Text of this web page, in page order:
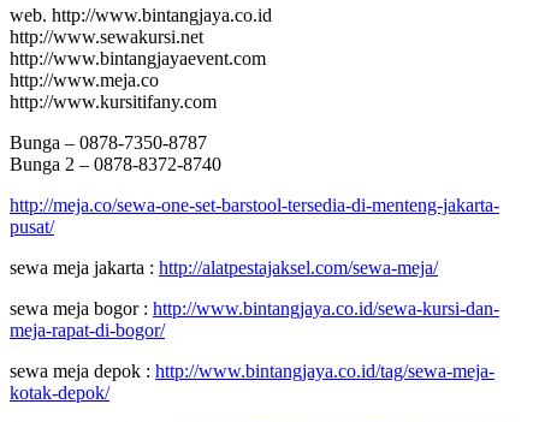
web. http://www.bintangjaya.co.id
http://www.sewakursi.net
http://www.bintangjayaevent.com
http://www.meja.co
http://www.kursitifany.com
Bunga – 0878-7350-8787
Bunga 2 – 0878-8372-8740
http://meja.co/sewa-one-set-barstool-tersedia-di-menteng-jakarta-
pusat/
sewa meja jakarta : http://alatpestajaksel.com/sewa-meja/
sewa meja bogor : http://www.bintangjaya.co.id/sewa-kursi-dan-
meja-rapat-di-bogor/
sewa meja depok : http://www.bintangjaya.co.id/tag/sewa-meja-
kotak-depok/